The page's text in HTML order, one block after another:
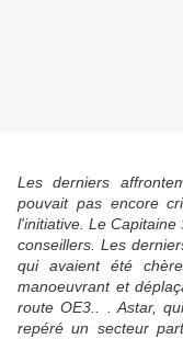
Les derniers
pouvait pas encore
l'initiative. Le
conseillers. Les
qui avaient été
manoeuvrant et
route OE3.. . Astar,
repéré un secteur